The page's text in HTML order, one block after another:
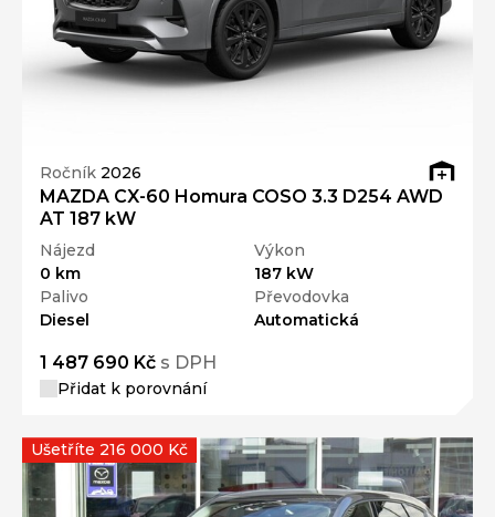
Ročník 2026
MAZDA CX-60 Homura COSO 3.3 D254 AWD
AT 187 kW
Nájezd
0 km
Výkon
187 kW
Palivo
Diesel
Převodovka
Automatická
1 487 690 Kč s DPH
Přidat k porovnání
Ušetříte 216 000 Kč